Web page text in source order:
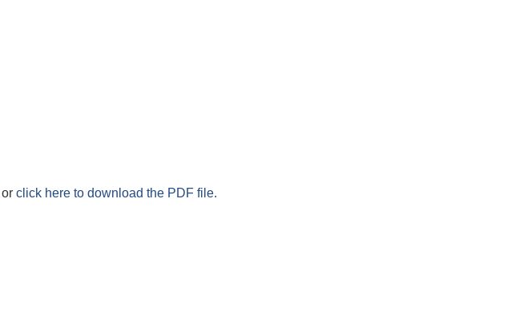
or click here to download the PDF file.